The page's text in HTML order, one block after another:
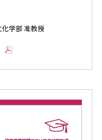
学部 准教授